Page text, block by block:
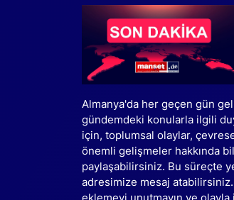
Almanya'da her geçen gün
gündemdeki konularla ilgili
için, toplumsal olaylar,
önemli gelişmeler hakkında
paylaşabilirsiniz. Bu süreçte
adresimize mesaj